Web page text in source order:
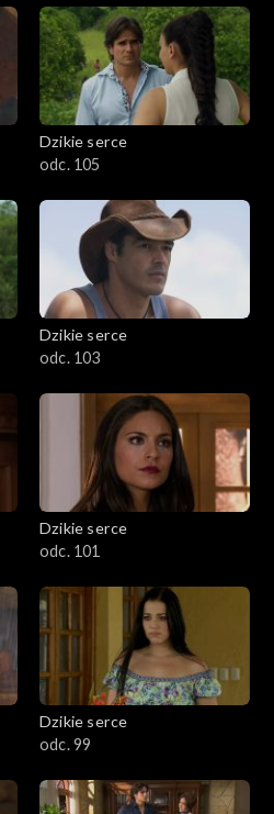
Dzikie serce
odc. 105
Dzikie serce
odc. 103
Dzikie serce
odc. 101
Dzikie serce
odc. 99